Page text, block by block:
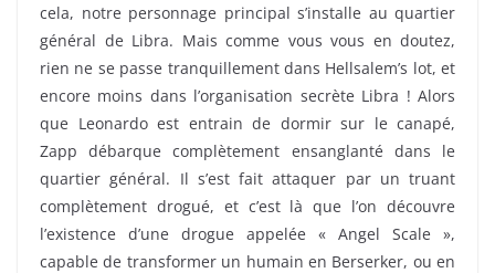
cela, notre personnage principal s’installe au quartier
général de Libra. Mais comme vous vous en doutez,
rien ne se passe tranquillement dans Hellsalem’s lot, et
encore moins dans l’organisation secrète Libra ! Alors
que Leonardo est entrain de dormir sur le canapé,
Zapp débarque complètement ensanglanté dans le
quartier général. Il s’est fait attaquer par un truant
complètement drogué, et c’est là que l’on découvre
l’existence d’une drogue appelée « Angel Scale »,
capable de transformer un humain en Berserker, ou en